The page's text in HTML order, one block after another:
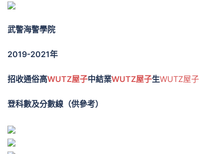
武警海警學院
2019-2021年
招收通俗高WUTZ屋子中結業WUTZ屋子生WUTZ屋子
登科數及分數線（供參考）